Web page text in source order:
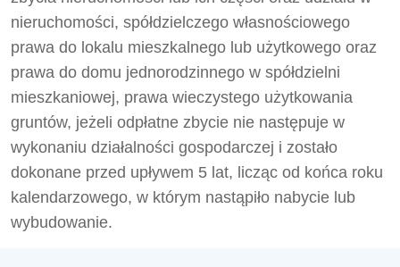
nieruchomości, spółdzielczego własnościowego
prawa do lokalu mieszkalnego lub użytkowego oraz
prawa do domu jednorodzinnego w spółdzielni
mieszkaniowej, prawa wieczystego użytkowania
gruntów, jeżeli odpłatne zbycie nie następuje w
wykonaniu działalności gospodarczej i zostało
dokonane przed upływem 5 lat, licząc od końca roku
kalendarzowego, w którym nastąpiło nabycie lub
wybudowanie.